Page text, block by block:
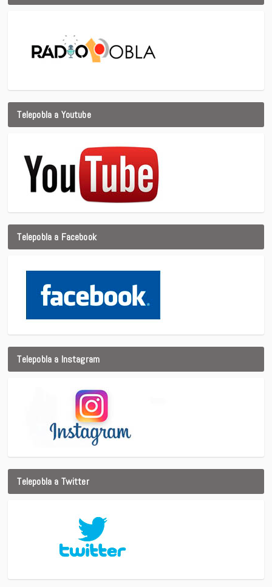
Telepobla a Youtube
Telepobla a Facebook
Telepobla a Instagram
Telepobla a Twitter